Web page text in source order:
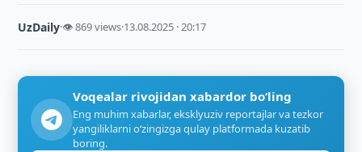
UzDaily·👁 869 views·13.08.2025 · 20:17
Voqealar rivojidan xabardor bo‘ling
Eng muhim xabarlar, eksklyuziv reportajlar va tezkor
yangiliklarni o‘zingizga qulay platformada kuzatib
boring.